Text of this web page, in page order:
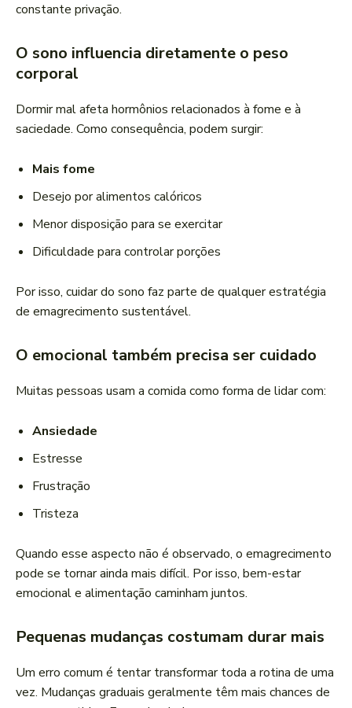
constante privação.
O sono influencia diretamente o peso
corporal
Dormir mal afeta hormônios relacionados à fome e à
saciedade. Como consequência, podem surgir:
Mais fome
Desejo por alimentos calóricos
Menor disposição para se exercitar
Dificuldade para controlar porções
Por isso, cuidar do sono faz parte de qualquer estratégia
de emagrecimento sustentável.
O emocional também precisa ser cuidado
Muitas pessoas usam a comida como forma de lidar com:
Ansiedade
Estresse
Frustração
Tristeza
Quando esse aspecto não é observado, o emagrecimento
pode se tornar ainda mais difícil. Por isso, bem-estar
emocional e alimentação caminham juntos.
Pequenas mudanças costumam durar mais
Um erro comum é tentar transformar toda a rotina de uma
vez. Mudanças graduais geralmente têm mais chances de